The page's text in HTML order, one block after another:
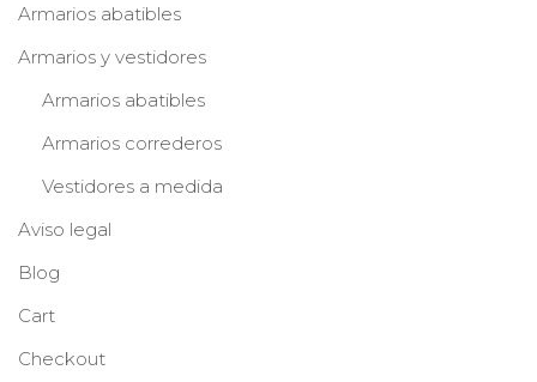
Armarios abatibles
Armarios y vestidores
Armarios abatibles
Armarios correderos
Vestidores a medida
Aviso legal
Blog
Cart
Checkout